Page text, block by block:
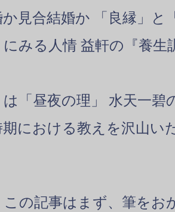
見合結婚か 「良縁」と
みる人情 益軒の『養生
「昼夜の理」 水天一碧
における教えを沢山い
の記事はまず、筆をお